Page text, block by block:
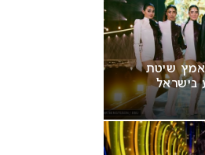
עשוי לאמץ שיטת
בישראל